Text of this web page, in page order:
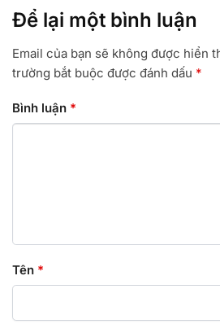
Để lại một bình luận
Email của bạn sẽ không được hiển
trường bắt buộc được đánh dấu *
Bình luận *
Tên *